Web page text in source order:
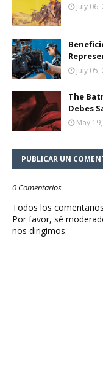
July 06,
July 05,
The
Debes
May
PUBLICAR UN
0 Comentarios
Todos los
Por favor, sé
nos dirigimos.